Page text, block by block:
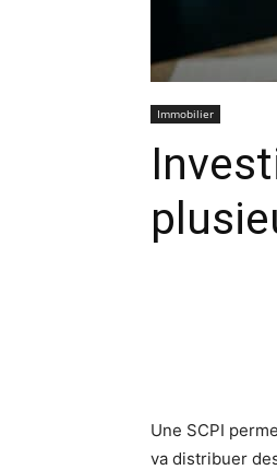
Immobilier
Une SCPI
va distribuer